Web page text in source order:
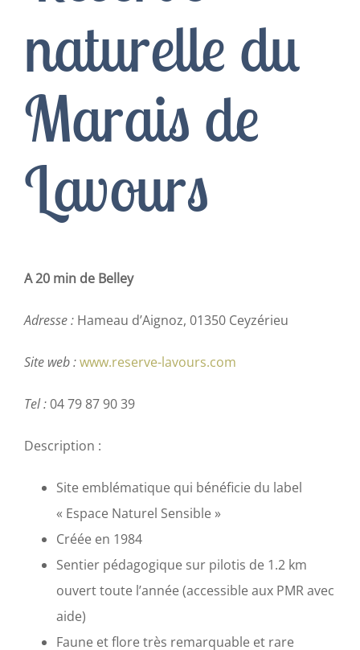
Contact
Français
naturelle du
Marais de
Lavours
A 20 min de Belley
Adresse : Hameau d’Aignoz, 01350 Ceyzérieu
Site web :www.reserve-lavours.com
Tel :04 79 87 90 39
Description :
Site emblématique qui bénéficie du label
« Espace Naturel Sensible »
Créée en 1984
Sentier pédagogique sur pilotis de 1.2 km
ouvert toute l’année (accessible aux PMR avec
aide)
Faune et flore très remarquable et rare